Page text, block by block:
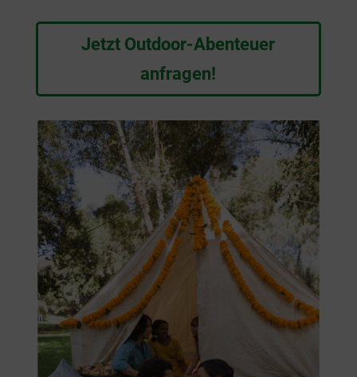
Jetzt Outdoor-Abenteuer
anfragen!